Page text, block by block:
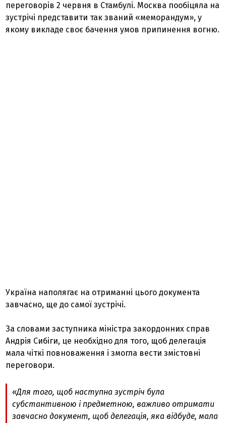
переговорів 2 червня в Стамбулі. Москва пообіцяла на
зустрічі представити так званий «меморандум», у
якому викладе своє бачення умов припинення вогню.
Україна наполягає на отриманні цього документа
завчасно, ще до самої зустрічі.
За словами заступника міністра закордонних справ
Андрія Сибіги, це необхідно для того, щоб делегація
мала чіткі повноваження і змогла вести змістовні
переговори.
«Для того, щоб наступна зустріч була
субстантивною і предметною, важливо отримати
завчасно документ, щоб делегація, яка відбуде, мала